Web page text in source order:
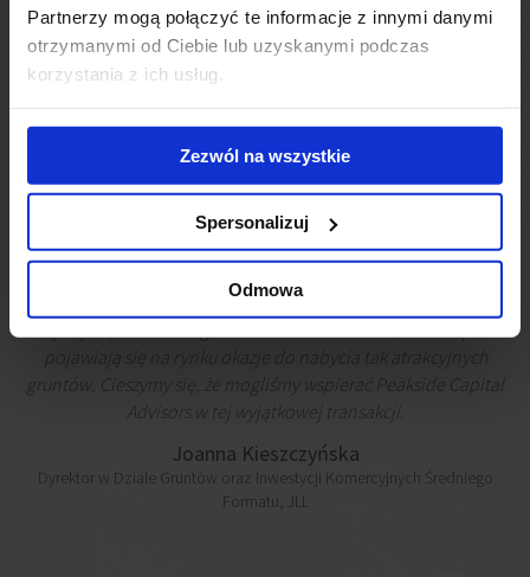
Partnerzy mogą połączyć te informacje z innymi danymi
otrzymanymi od Ciebie lub uzyskanymi podczas
korzystania z ich usług.
Zezwól na wszystkie
Spersonalizuj
Odmowa
Z roku na rok coraz trudniej w Krakowie o atrakcyjną działkę
naszego klienta jest objęta miejscowym planem
zagospodarowania przestrzennego pozwalającym na
realizację usług komercyjnych. Daje to kupującemu szerokie
możliwości co do wyboru projektu zabudowy. Dodatkowo,
tutaj kompleks wielofunkcyjny, obejmujący mieszkania na
pojawiają się na rynku okazje do nabycia tak atrakcyjnych
gruntów. Cieszymy się, że mogliśmy wspierać Peakside Capital
Advisors w tej wyjątkowej transakcji.
Joanna Kieszczyńska
Dyrektor w Dziale Gruntów oraz Inwestycji Komercyjnych Średniego
Formatu, JLL